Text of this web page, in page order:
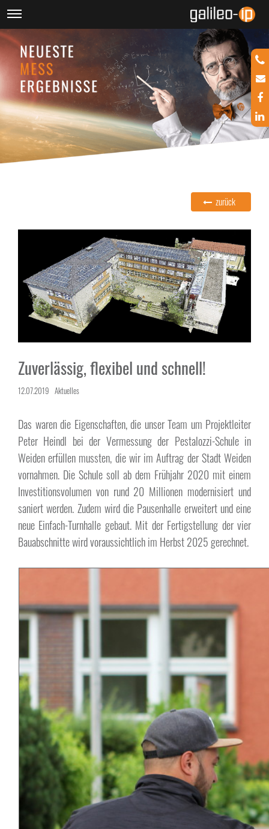
zurück
Zuverlässig, flexibel und schnell!
12.07.2019 Aktuelles
Das waren die Eigenschaften, die unser Team um Projektleiter
Peter Heindl bei der Vermessung der Pestalozzi-Schule in
Weiden erfüllen mussten, die wir im Auftrag der Stadt Weiden
vornahmen. Die Schule soll ab dem Frühjahr 2020 mit einem
Investitionsvolumen von rund 20 Millionen modernisiert und
saniert werden. Zudem wird die Pausenhalle erweitert und eine
neue Einfach-Turnhalle gebaut. Mit der Fertigstellung der vier
Bauabschnitte wird voraussichtlich im Herbst 2025 gerechnet.